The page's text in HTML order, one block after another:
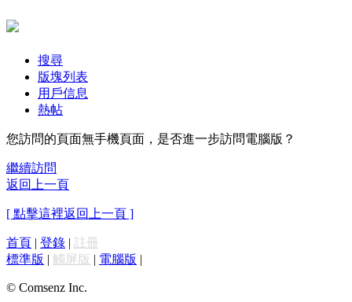
搜尋
版塊列表
用戶信息
熱帖
您訪問的頁面無手機頁面，是否進一步訪問電腦版？
繼續訪問
返回上一頁
[ 點擊這裡返回上一頁 ]
首頁 | 登錄 | 註冊
標準版 | 觸屏版 | 電腦版 |
© Comsenz Inc.